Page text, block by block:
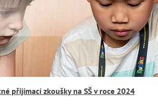
přijímací zkoušky na SŠ v roce 2024